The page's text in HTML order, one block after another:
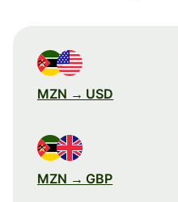
MZN → USD
MZN → GBP